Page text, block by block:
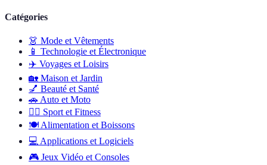
Catégories
👗 Mode et Vêtements
📱 Technologie et Électronique
✈️ Voyages et Loisirs
🏡 Maison et Jardin
💅 Beauté et Santé
🚗 Auto et Moto
🏋️‍♂️ Sport et Fitness
🍽️ Alimentation et Boissons
💻 Applications et Logiciels
🎮 Jeux Vidéo et Consoles